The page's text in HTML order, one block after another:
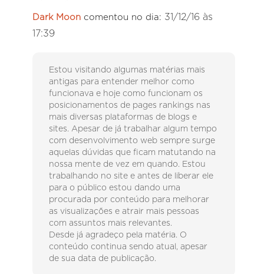
Dark Moon comentou no dia: 31/12/16 às
17:39
Estou visitando algumas matérias mais
antigas para entender melhor como
funcionava e hoje como funcionam os
posicionamentos de pages rankings nas
mais diversas plataformas de blogs e
sites. Apesar de já trabalhar algum tempo
com desenvolvimento web sempre surge
aquelas dúvidas que ficam matutando na
nossa mente de vez em quando. Estou
trabalhando no site e antes de liberar ele
para o público estou dando uma
procurada por conteúdo para melhorar
as visualizações e atrair mais pessoas
com assuntos mais relevantes.
Desde já agradeço pela matéria. O
conteúdo continua sendo atual, apesar
de sua data de publicação.